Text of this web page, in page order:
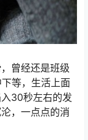
曾经还是班级
等，生活上面
30秒左右的发
，一点点的消